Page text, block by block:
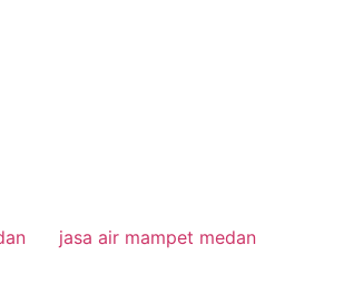
jasa air mampet medan